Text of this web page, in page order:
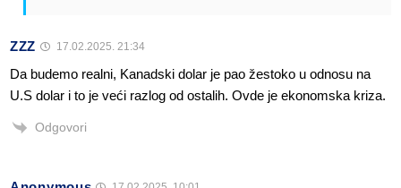
ZZZ 17.02.2025. 21:34
Da budemo realni, Kanadski dolar je pao žestoko u odnosu na
U.S dolar i to je veći razlog od ostalih. Ovde je ekonomska kriza.
Odgovori